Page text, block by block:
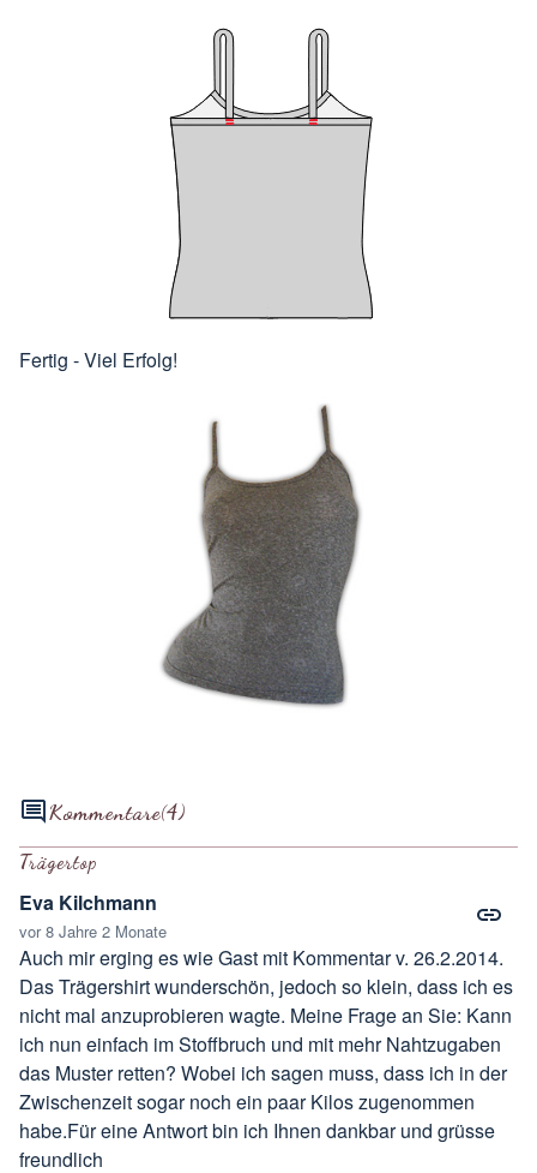
Fertig - Viel Erfolg!
Kommentare(4)
Trägertop
Eva Kilchmann
vor 8 Jahre 2 Monate
Auch mir erging es wie Gast mit Kommentar v. 26.2.2014.
Das Trägershirt wunderschön, jedoch so klein, dass ich es
nicht mal anzuprobieren wagte. Meine Frage an Sie: Kann
ich nun einfach im Stoffbruch und mit mehr Nahtzugaben
das Muster retten? Wobei ich sagen muss, dass ich in der
Zwischenzeit sogar noch ein paar Kilos zugenommen
habe.Für eine Antwort bin ich Ihnen dankbar und grüsse
freundlich